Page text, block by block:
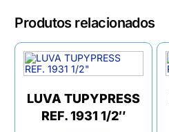
Produtos relacionados
LUVA TUPYPRESS
REF. 1931 1/2″